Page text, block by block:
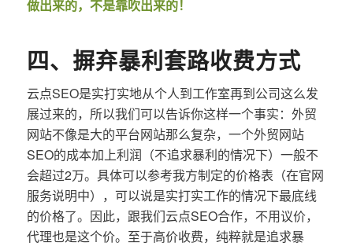
做出来的，不是靠吹出来的！
四、摒弃暴利套路收费方式
云点SEO是实打实地从个人到工作室再到公司这么发
展过来的，所以我们可以告诉你这样一个事实：外贸
网站不像是大的平台网站那么复杂，一个外贸网站
SEO的成本加上利润（不追求暴利的情况下）一般不
会超过2万。具体可以参考我方制定的价格表（在官网
服务说明中），可以说是实打实工作的情况下最底线
的价格了。因此，跟我们云点SEO合作，不用议价，
代理也是这个价。至于高价收费，纯粹就是追求暴